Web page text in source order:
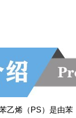
乙烯（PS）是由苯